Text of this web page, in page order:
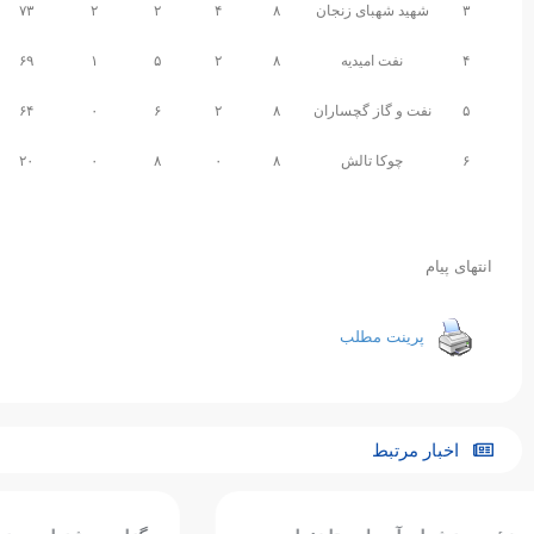
۳ شهید شهبای زنجان ۸ ۴ ۲ ۲ ۷۳
۴ نفت امیدیه ۸ ۲ ۵ ۱ ۶۹
۵ نفت و گاز گچساران ۸ ۲ ۶ ۰ ۶۴
۶ چوکا تالش ۸ ۰ ۸ ۰ ۲۰
انتهای پیام
پرینت مطلب
اخبار مرتبط